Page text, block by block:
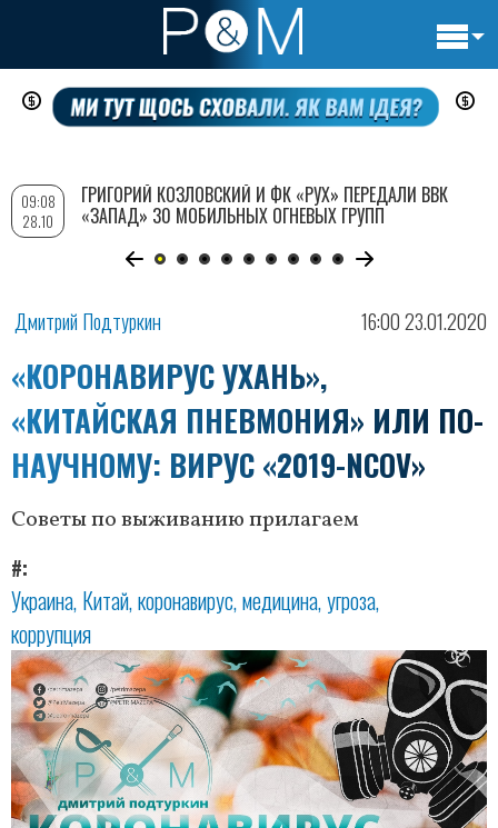
Перейти
содержанию
Дмитрий Подтуркин 16:00 23.01.2020
«КОРОНАВИРУС УХАНЬ»,
«КИТАЙСКАЯ ПНЕВМОНИЯ» ИЛИ ПО-
НАУЧНОМУ: ВИРУС «2019-NCOV»
Советы по выживанию прилагаем
#
Украина Китай коронавирус медицина угроза
коррупция
09:08
28.10
ГРИГОРИЙ КОЗЛОВСКИЙ И ФК «РУХ» ПЕРЕДАЛИ ВВК
«ЗАПАД» 30 МОБИЛЬНЫХ ОГНЕВЫХ ГРУПП